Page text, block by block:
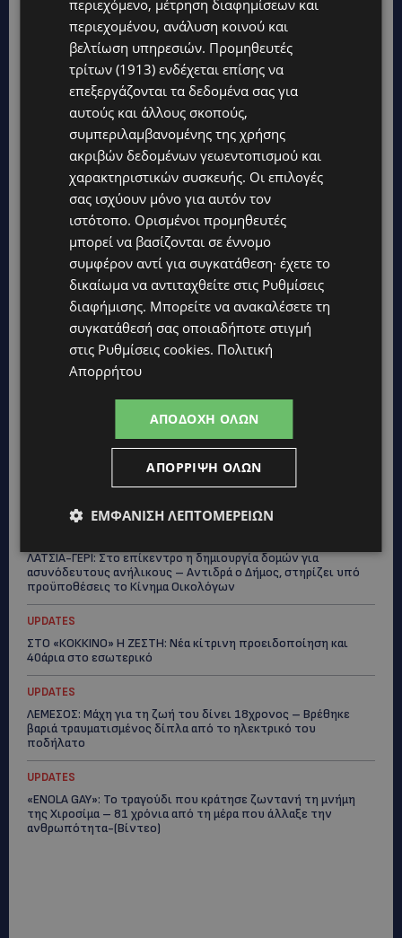
Topics
STORIES
ΓΕΝΕΘΛΙΟΣ ΗΜΕΡΑ: Η ηλικία είναι μόνο ένας αριθμός – Οι
άνθρωποι και οι στιγμές είναι η πραγματική μας ιστορία
STORIES
ΕΛΕΝΑ ΑΝΤΩΝΙΑΔΟΥ: Αγώνας ζωής για τη 37χρονη μητέρα
τριών παιδιών – Έρανος για τη θεραπεία της στην Αγγλία
ΚΑΤΑΓΓΕΛΙΑ: Για άνδρα που φέρεται να παρενοχλούσε
ΛΕΥΚΩΣΙΑ: Γιατί ένας 16χρονος φέρεται να έβαλε φωτιά σε
ΛΑΤΣΙΑ-ΓΕΡΙ: Στο επίκεντρο η δημιουργία δομών για
ασυνόδευτους ανήλικους – Αντιδρά ο Δήμος, στηρίζει υπό
προϋποθέσεις το Κίνημα Οικολόγων
UPDATES
ΣΤΟ «ΚΟΚΚΙΝΟ» Η ΖΕΣΤΗ: Νέα κίτρινη προειδοποίηση και
40άρια στο εσωτερικό
UPDATES
ΛΕΜΕΣΟΣ: Μάχη για τη ζωή του δίνει 18χρονος – Βρέθηκε
βαριά τραυματισμένος δίπλα από το ηλεκτρικό του
ποδήλατο
UPDATES
«ENOLA GAY»: Το τραγούδι που κράτησε ζωντανή τη μνήμη
της Χιροσίμα – 81 χρόνια από τη μέρα που άλλαξε την
ανθρωπότητα-(Bίντεο)
περιεχόμενο, μέτρηση διαφημίσεων και
περιεχομένου, ανάλυση κοινού και
βελτίωση υπηρεσιών. Προμηθευτές
τρίτων (1913) ενδέχεται επίσης να
επεξεργάζονται τα δεδομένα σας για
αυτούς και άλλους σκοπούς,
συμπεριλαμβανομένης της χρήσης
ακριβών δεδομένων γεωεντοπισμού και
χαρακτηριστικών συσκευής. Οι επιλογές
σας ισχύουν μόνο για αυτόν τον
ιστότοπο. Ορισμένοι προμηθευτές
μπορεί να βασίζονται σε έννομο
συμφέρον αντί για συγκατάθεση· έχετε το
δικαίωμα να αντιταχθείτε στις Ρυθμίσεις
διαφήμισης. Μπορείτε να ανακαλέσετε τη
συγκατάθεσή σας οποιαδήποτε στιγμή
στις Ρυθμίσεις cookies. Πολιτική
Απορρήτου
ΑΠΟΔΟΧΉ ΌΛΩΝ
ΑΠΌΡΡΙΨΗ ΌΛΩΝ
ΕΜΦΆΝΙΣΗ ΛΕΠΤΟΜΕΡΕΙΏΝ